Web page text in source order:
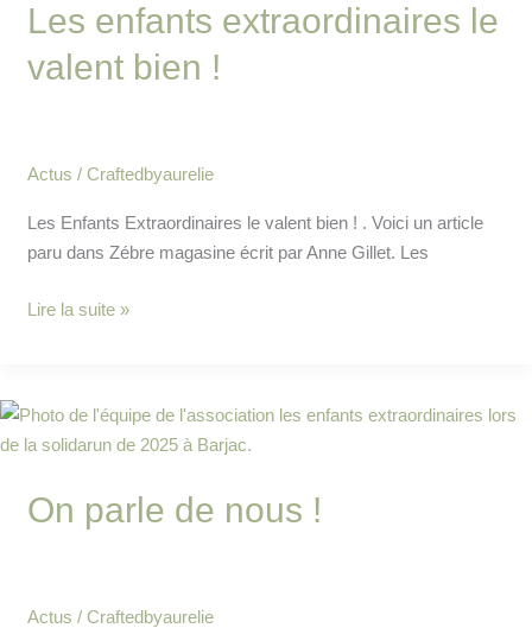
Les enfants extraordinaires le
valent bien !
Actus / Craftedbyaurelie
Les Enfants Extraordinaires le valent bien ! . Voici un article
paru dans Zébre magasine écrit par Anne Gillet. Les
le
bien
Lire la suite »
On parle de nous !
Actus / Craftedbyaurelie
On
parle
nous